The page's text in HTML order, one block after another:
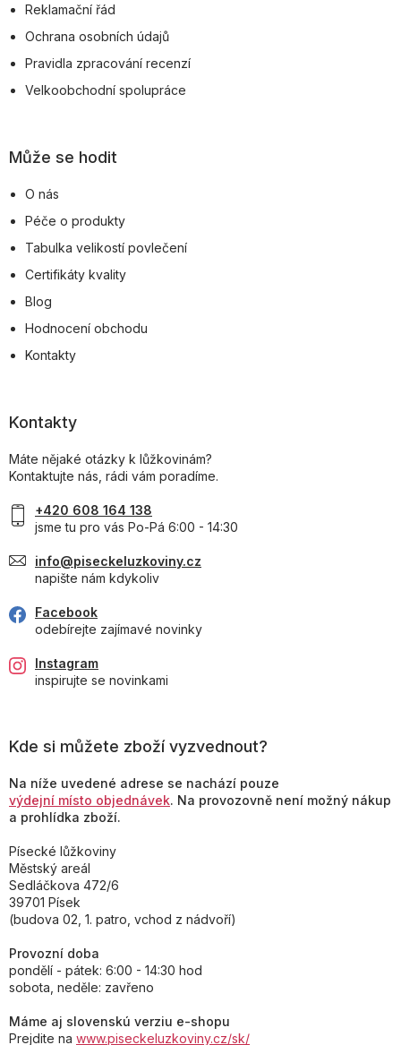
Reklamační řád
Ochrana osobních údajů
Pravidla zpracování recenzí
Velkoobchodní spolupráce
Může se hodit
O nás
Péče o produkty
Tabulka velikostí povlečení
Certifikáty kvality
Blog
Hodnocení obchodu
Kontakty
Kontakty
Máte nějaké otázky k lůžkovinám?
Kontaktujte nás, rádi vám poradíme.
+420 608 164 138
jsme tu pro vás Po-Pá 6:00 - 14:30
info@piseckeluzkoviny.cz
napište nám kdykoliv
Facebook
odebírejte zajímavé novinky
Instagram
inspirujte se novinkami
Kde si můžete zboží vyzvednout?
Na níže uvedené adrese se nachází pouze
výdejní místo objednávek. Na provozovně není možný nákup
a prohlídka zboží.
Písecké lůžkoviny
Městský areál
Sedláčkova 472/6
39701 Písek
(budova 02, 1. patro, vchod z nádvoří)
Provozní doba
pondělí - pátek: 6:00 - 14:30 hod
sobota, neděle: zavřeno
Máme aj slovenskú verziu e-shopu
Prejdite na www.piseckeluzkoviny.cz/sk/